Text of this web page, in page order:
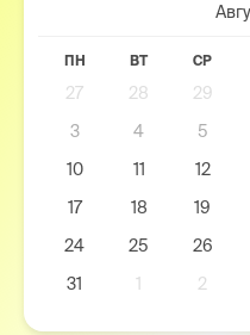
ПН ВТ СР
27 28 29
3
4 5
10
11 12
17
18 19
24
25 26
31
1 2